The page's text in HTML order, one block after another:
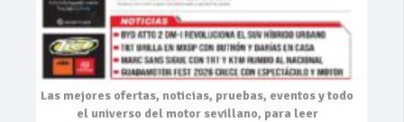
Las mejores ofertas, noticias, pruebas, eventosy todo
el universo del motor sevillano, para leer